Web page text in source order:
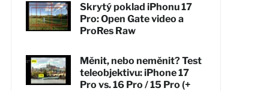
Skrytý poklad iPhonu 17
Pro: Open Gate video a
ProRes Raw
Měnit, nebo neměnit? Test
teleobjektivu: iPhone 17
Pro vs. 16 Pro / 15 Pro (+